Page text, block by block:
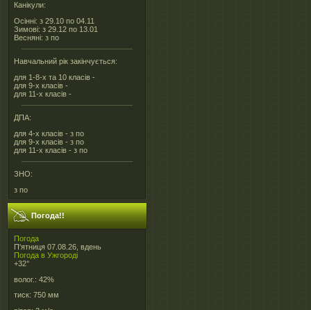
Канікули:
Осінні: з 29.10 по 04.11
Зимові: з 29.12 по 13.01
Весняні: з по
Навчальний рік закінчується:
для 1-8-х та 10 класів -
для 9-х класів -
для 11-х класів -
ДПА:
для 4-х класів - з по
для 9-х класів - з по
для 11-х класів - з по
ЗНО:
з по
Погода!!
Погода
П'ятниця 07.08.26, вдень
Погода в Ужгороді
+32°
волог.: 42%
тиск: 750 мм